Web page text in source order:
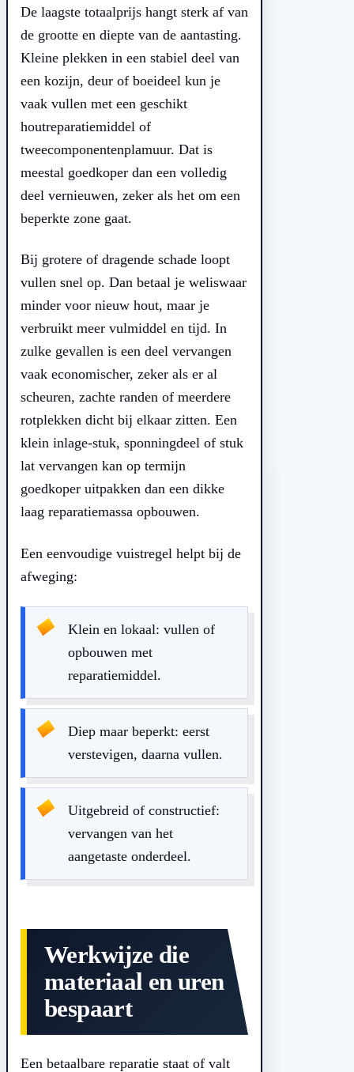
De laagste totaalprijs hangt sterk af van
de grootte en diepte van de aantasting.
Kleine plekken in een stabiel deel van
een kozijn, deur of boeideel kun je
vaak vullen met een geschikt
houtreparatiemiddel of
tweecomponentenplamuur. Dat is
meestal goedkoper dan een volledig
deel vernieuwen, zeker als het om een
beperkte zone gaat.
Bij grotere of dragende schade loopt
vullen snel op. Dan betaal je weliswaar
minder voor nieuw hout, maar je
verbruikt meer vulmiddel en tijd. In
zulke gevallen is een deel vervangen
vaak economischer, zeker als er al
scheuren, zachte randen of meerdere
rotplekken dicht bij elkaar zitten. Een
klein inlage-stuk, sponningdeel of stuk
lat vervangen kan op termijn
goedkoper uitpakken dan een dikke
laag reparatiemassa opbouwen.
Een eenvoudige vuistregel helpt bij de
afweging:
Klein en lokaal: vullen of
opbouwen met
reparatiemiddel.
Diep maar beperkt: eerst
verstevigen, daarna vullen.
Uitgebreid of constructief:
vervangen van het
aangetaste onderdeel.
Werkwijze die
materiaal en uren
bespaart
Een betaalbare reparatie staat of valt